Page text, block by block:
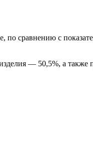
по сравнению с
— 50,5%, а